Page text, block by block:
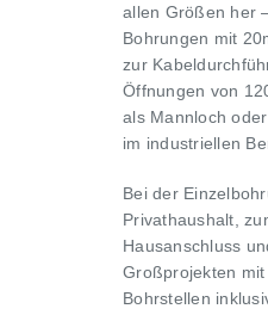
allen Größen her
Bohrungen mit
zur
Öffnungen von
als Mannloch
im industriellen
Bei der
Privathaushalt,
Hausanschluss
Großprojekten
Bohrstellen